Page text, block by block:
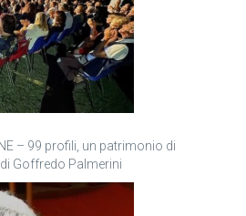
– 99 profili, un patrimonio di
Goffredo Palmerini